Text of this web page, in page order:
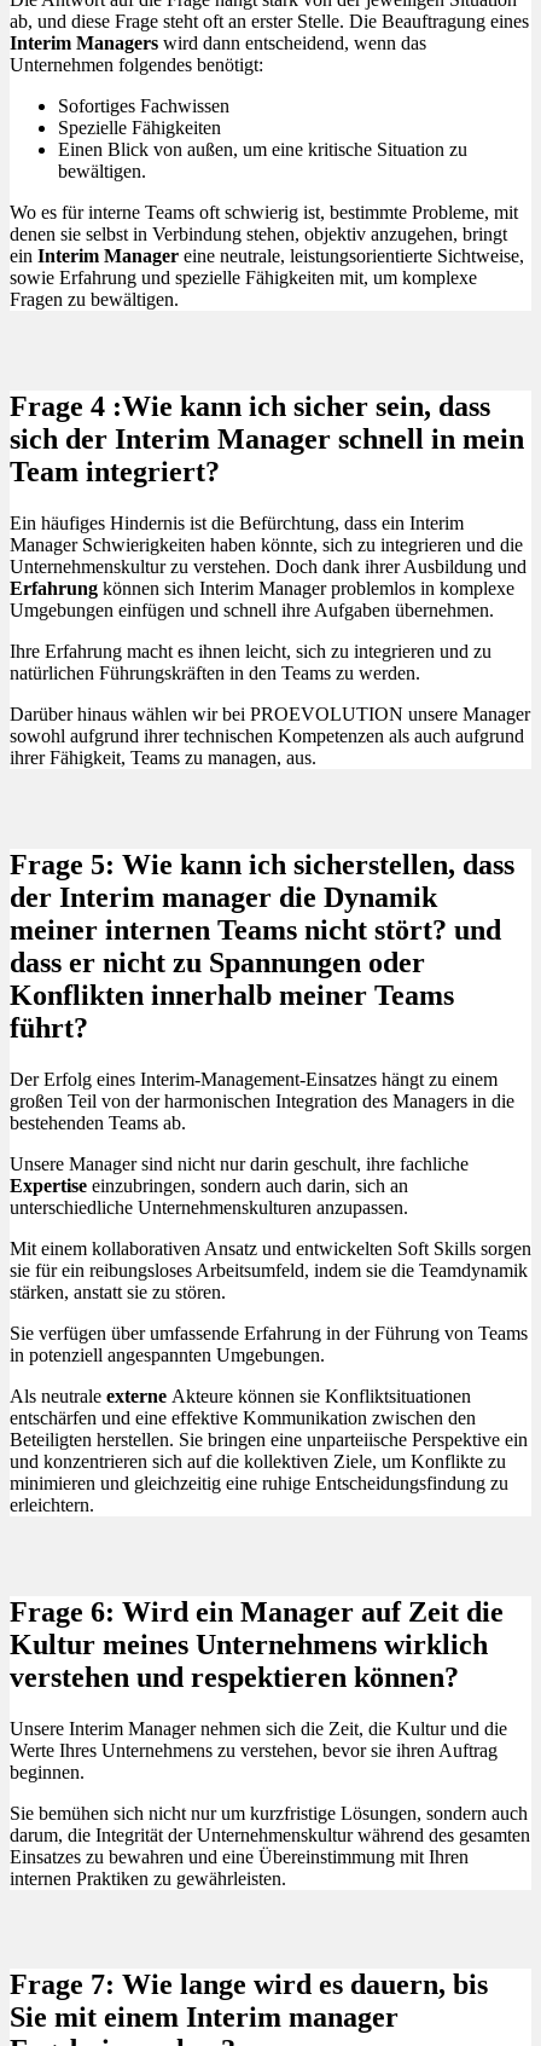
ab, und diese Frage steht oft an erster Stelle. Die Beauftragung eines
Interim Managers wird dann entscheidend, wenn das
Unternehmen folgendes benötigt:
Sofortiges Fachwissen
Spezielle Fähigkeiten
Einen Blick von außen, um eine kritische Situation zu
bewältigen.
Wo es für interne Teams oft schwierig ist, bestimmte Probleme, mit
denen sie selbst in Verbindung stehen, objektiv anzugehen, bringt
ein Interim Manager eine neutrale, leistungsorientierte Sichtweise,
sowie Erfahrung und spezielle Fähigkeiten mit, um komplexe
Fragen zu bewältigen.
Frage 4 :Wie kann ich sicher sein, dass
sich der Interim Manager schnell in mein
Team integriert?
Ein häufiges Hindernis ist die Befürchtung, dass ein Interim
Manager Schwierigkeiten haben könnte, sich zu integrieren und die
Unternehmenskultur zu verstehen. Doch dank ihrer Ausbildung und
Erfahrung können sich Interim Manager problemlos in komplexe
Umgebungen einfügen und schnell ihre Aufgaben übernehmen.
Ihre Erfahrung macht es ihnen leicht, sich zu integrieren und zu
natürlichen Führungskräften in den Teams zu werden.
Darüber hinaus wählen wir bei PROEVOLUTION unsere Manager
sowohl aufgrund ihrer technischen Kompetenzen als auch aufgrund
ihrer Fähigkeit, Teams zu managen, aus.
Frage 5: Wie kann ich sicherstellen, dass
der Interim manager die Dynamik
meiner internen Teams nicht stört? und
dass er nicht zu Spannungen oder
Konflikten innerhalb meiner Teams
führt?
Der Erfolg eines Interim-Management-Einsatzes hängt zu einem
großen Teil von der harmonischen Integration des Managers in die
bestehenden Teams ab.
Unsere Manager sind nicht nur darin geschult, ihre fachliche
Expertise einzubringen, sondern auch darin, sich an
unterschiedliche Unternehmenskulturen anzupassen.
Mit einem kollaborativen Ansatz und entwickelten Soft Skills sorgen
sie für ein reibungsloses Arbeitsumfeld, indem sie die Teamdynamik
stärken, anstatt sie zu stören.
Sie verfügen über umfassende Erfahrung in der Führung von Teams
in potenziell angespannten Umgebungen.
Als neutrale externe Akteure können sie Konfliktsituationen
entschärfen und eine effektive Kommunikation zwischen den
Beteiligten herstellen. Sie bringen eine unparteiische Perspektive ein
und konzentrieren sich auf die kollektiven Ziele, um Konflikte zu
minimieren und gleichzeitig eine ruhige Entscheidungsfindung zu
erleichtern.
Frage 6: Wird ein Manager auf Zeit die
Kultur meines Unternehmens wirklich
verstehen und respektieren können?
Unsere Interim Manager nehmen sich die Zeit, die Kultur und die
Werte Ihres Unternehmens zu verstehen, bevor sie ihren Auftrag
beginnen.
Sie bemühen sich nicht nur um kurzfristige Lösungen, sondern auch
darum, die Integrität der Unternehmenskultur während des gesamten
Einsatzes zu bewahren und eine Übereinstimmung mit Ihren
internen Praktiken zu gewährleisten.
Frage 7: Wie lange wird es dauern, bis
Sie mit einem Interim manager